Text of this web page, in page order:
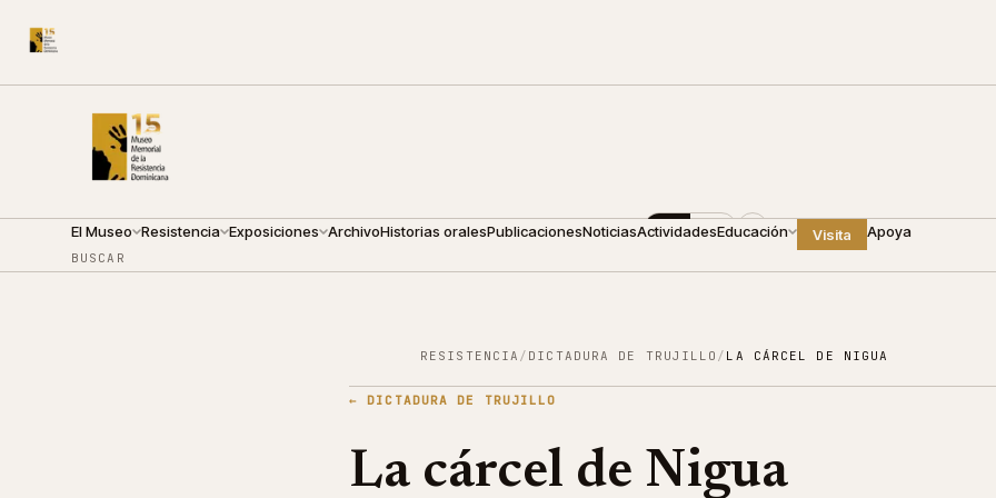
CALLE ARZOBISPO NOUEL 210●VIERNES · 09:00 — 19:00+1 809 688 4440 ES EN
El Museo Resistencia Exposiciones ArchivoHistorias oralesPublicacionesNoticiasActividadesEducación Visita Apoya
BUSCAR
RESISTENCIA / DICTADURA DE TRUJILLO / LA CÁRCEL DE NIGUA
← DICTADURA DE TRUJILLO
La cárcel de Nigua